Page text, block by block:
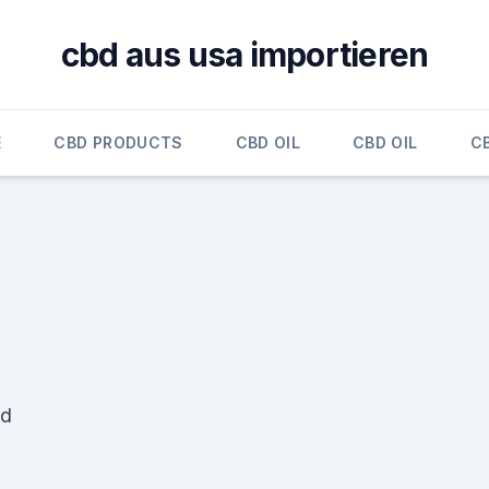
cbd aus usa importieren
CBD PRODUCTS CBD OIL CBD OIL